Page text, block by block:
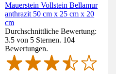
Mauerstein Vollstein Bellamur
anthrazit 50 cm x 25 cm x 20
cm
Durchschnittliche Bewertung:
3.5 von 5 Sternen. 104
Bewertungen.